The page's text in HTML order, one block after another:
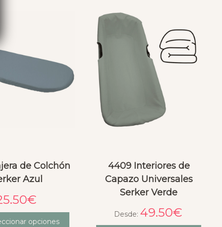
de Colchón
Azul
€
opciones
4409 Interiores de
Capazo Universales
Serker Verde
Desde: 49.50€